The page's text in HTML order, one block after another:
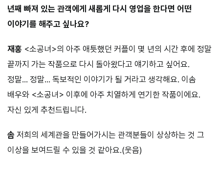
년째 빠져 있는 관객에게 새롭게 다시 영업을 한다면 어떤
이야기를 해주고 싶나요?
재홍 <소공녀>의 아주 애틋했던 커플이 몇 년의 시간 후에 정말
끝까지 가는 작품으로 다시 돌아왔다고 얘기하고 싶어요.
정말… 정말… 독보적인 이야기가 될 거라고 생각해요. 이솜
배우와 <소공녀> 이후에 아주 치열하게 연기한 작품이에요.
자신 있게 추천드립니다.
솜 저희의 세계관을 만들어가시는 관객분들이 상상하는 것 그
이상을 보여드릴 수 있을 것 같아요.(웃음)